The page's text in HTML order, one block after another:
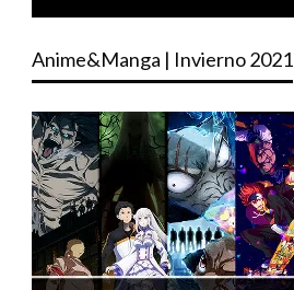
Anime&Manga | Invierno 2021